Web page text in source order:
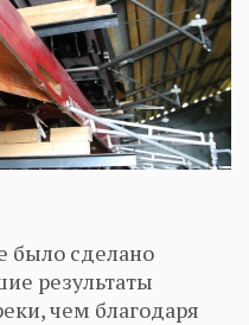
было сделано
результаты
чем благодаря